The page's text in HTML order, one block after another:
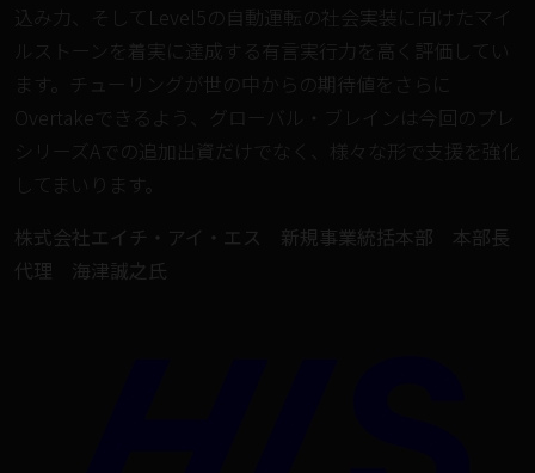
込み力、そしてLevel5の自動運転の社会実装に向けたマイ
ルストーンを着実に達成する有言実行力を高く評価してい
ます。チューリングが世の中からの期待値をさらに
Overtakeできるよう、グローバル・ブレインは今回のプレ
シリーズAでの追加出資だけでなく、様々な形で支援を強化
してまいります。
株式会社エイチ・アイ・エス 新規事業統括本部 本部長
代理 海津誠之氏